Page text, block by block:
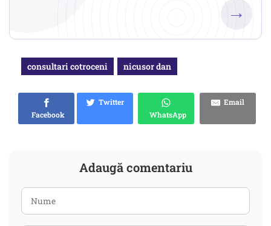
→
consultari cotroceni nicusor dan
Facebook
Twitter
WhatsApp
Email
Adaugă comentariu